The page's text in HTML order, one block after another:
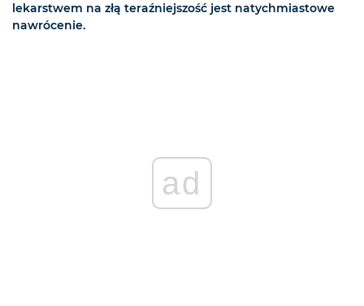
lekarstwem na złą teraźniejszość jest natychmiastowe
nawrócenie.
ad